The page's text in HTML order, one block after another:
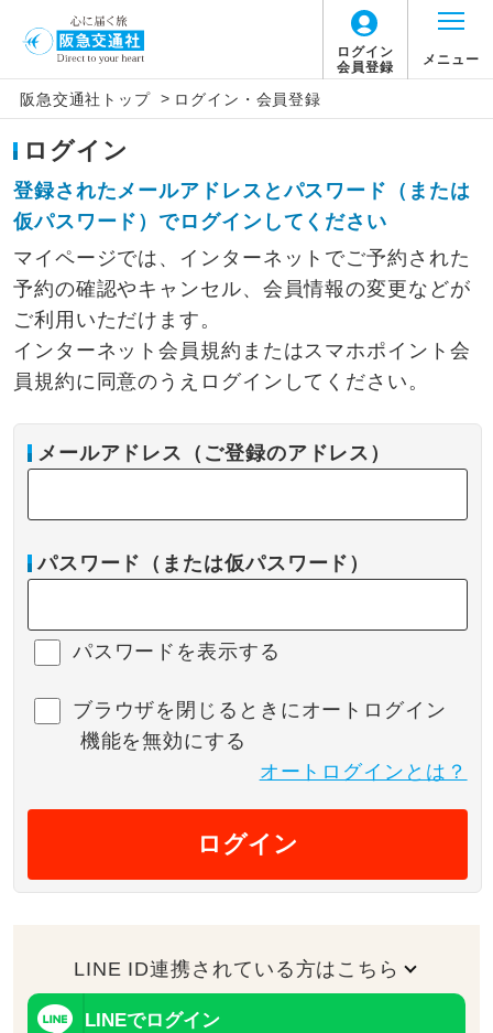
ログイン
会員登録
メニュー
阪急交通社トップ > ログイン・会員登録
ログイン
登録されたメールアドレスとパスワード（または
仮パスワード）でログインしてください
マイページでは、インターネットでご予約された
予約の確認やキャンセル、会員情報の変更などが
ご利用いただけます。
インターネット会員規約またはスマホポイント会
員規約に同意のうえログインしてください。
メールアドレス（ご登録のアドレス）
パスワード（または仮パスワード）
パスワードを表示する
ブラウザを閉じるときにオートログイン
機能を無効にする
オートログインとは？
ログイン
LINE ID連携されている方はこちら
LINEでログイン